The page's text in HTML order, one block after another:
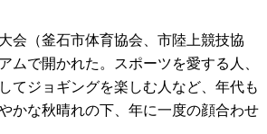
会（釜石市体育協会、市陸上競技協
ムで開かれた。スポーツを愛する人、
てジョギングを楽しむ人など、年代も
かな秋晴れの下、年に一度の顔合わせ